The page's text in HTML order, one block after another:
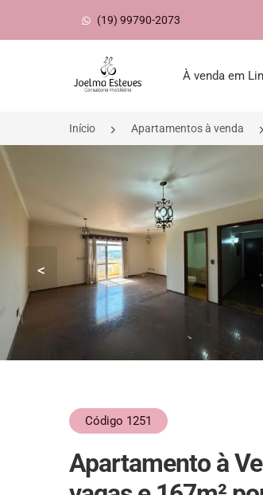
(19) 99790-2073
Página inicial
À venda em
Início Apartamentos à venda
<
Código 1251
Apartamento à